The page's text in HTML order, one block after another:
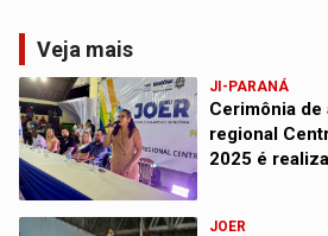
Veja mais
JI-PARANÁ
Cerimônia de
regional
2025 é
JOER